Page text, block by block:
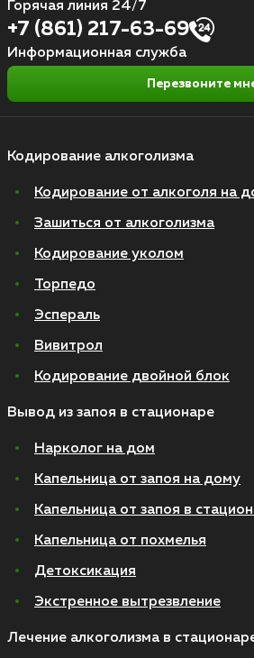
Кодирование алкоголизма
Кодирование от алкоголя на
Зашиться от алкоголизма
Кодирование уколом
Торпедо
Эспераль
Вивитрол
Кодирование двойной блок
Вывод из запоя в стационаре
Нарколог на дом
Капельница от запоя на дому
Капельница от запоя в
Капельница от похмелья
Детоксикация
Экстренное вытрезвление
Лечение алкоголизма в
Горячая линия 24/7
+7 (861) 217-63-69
Информационная служба
Перезвоните